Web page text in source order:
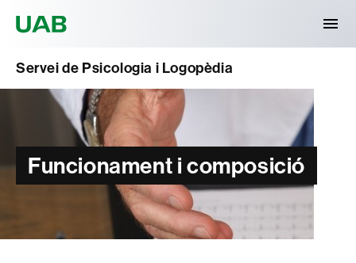
Servei de Psicologia i Logopèdia
Funcionament i composició